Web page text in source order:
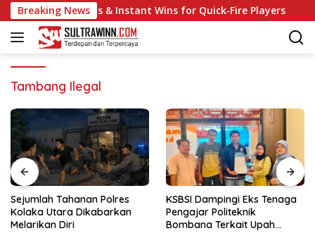
Langsung
ke
konten
Breaking News
Slots & Instant Wins for Quick‑Fire Players
Tambang Ilegal
Sejumlah Tahanan Polres
Kolaka Utara Dikabarkan
Melarikan Diri
KSBSI Dampingi Eks Tenaga
Pengajar Politeknik
Bombana Terkait Upah